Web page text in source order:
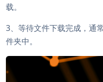
载。
3、等待文件下载完成，通
件夹中。